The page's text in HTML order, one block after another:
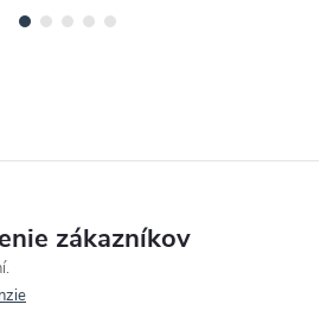
zákazníkov